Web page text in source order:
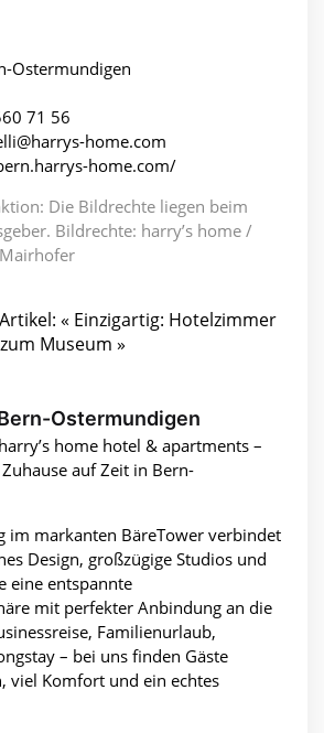
Ostermundigen
71 56
home.com
home.com/
Die Bildrechte liegen beim
Bildrechte: harry’s home /
« Einzigartig: Hotelzimmer
Museum »
Ostermundigen
home hotel & apartments –
auf Zeit in Bern-
im markanten BäreTower verbindet
Design, großzügige Studios und
eine entspannte
mit perfekter Anbindung an die
Familienurlaub,
– bei uns finden Gäste
viel Komfort und ein echtes